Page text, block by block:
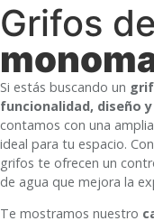
Grifos de
Si estás buscando un
funcionalidad, diseño
contamos con una
ideal para tu espacio.
grifos te ofrecen un
de agua que mejora la
Te mostramos nuestro